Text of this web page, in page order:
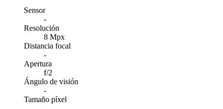
Sensor
-
Resolución
8 Mpx
Distancia focal
-
Apertura
f/2
Ángulo de visión
-
Tamaño píxel